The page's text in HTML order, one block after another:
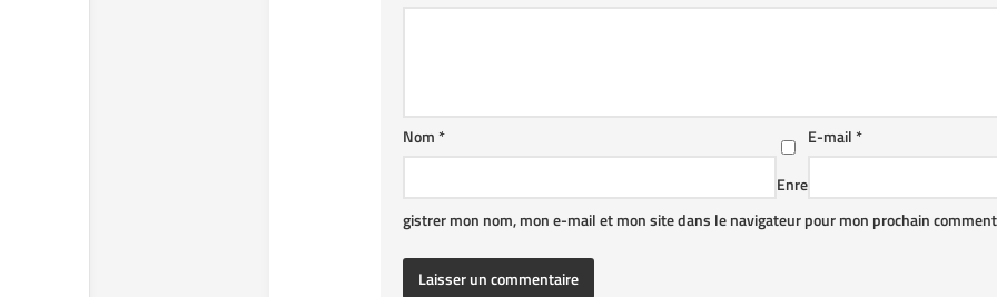
E-mail*
Nom*
Enre
gistrer mon nom, mon e-mail et mon site dans le navigateur pour mon prochain